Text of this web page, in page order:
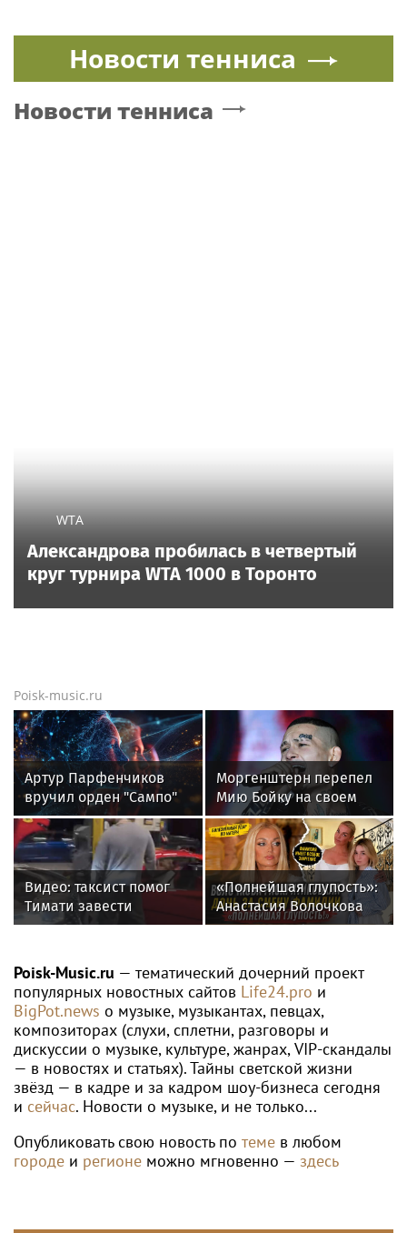
Новости тенниса
Новости тенниса
WTA
Александрова пробилась в четвертый
круг турнира WTA 1000 в Торонто
Poisk-music.ru
Артур Парфенчиков
вручил орден "Сампо"
семье Бориса Одлиса
Моргенштерн перепел
Мию Бойку на своем
концерте
Видео: таксист помог
Тимати завести
эксклюзивный Ferrari
рублей
«Полнейшая глупость»:
Анастасия Волочкова
осудила дочь за отказ
Poisk-Music.ru — тематический дочерний проект
популярных новостных сайтов Life24.pro и
BigPot.news о музыке, музыкантах, певцах,
композиторах (слухи, сплетни, разговоры и
дискуссии о музыке, культуре, жанрах, VIP-скандалы
— в новостях и статьях). Тайны светской жизни
звёзд — в кадре и за кадром шоу-бизнеса сегодня
и сейчас. Новости о музыке, и не только...
Опубликовать свою новость по теме в любом
городе и регионе можно мгновенно — здесь